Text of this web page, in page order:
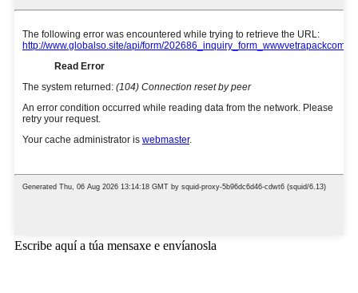
Escribe aquí a túa mensaxe e envíanosla